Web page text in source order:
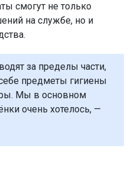
смогут не только
на службе, но и
за пределы части,
предметы гигиены
Мы в основном
очень хотелось, —